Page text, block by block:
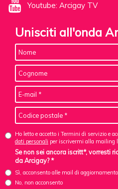
Youtube: Arcigay TV
Unisciti all'onda
Ho letto e accetto i Termini di servizio e
dati personali per iscrivermi alla mailing
Se non sei ancora iscritt*, vorresti
da Arcigay? *
Sì, acconsento alle mail di aggiornamento
No, non acconsento